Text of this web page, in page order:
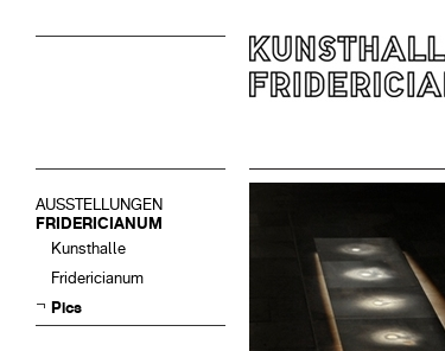
AUSSTELLUNGEN
FRIDERICIANUM
Kunsthalle
Fridericianum
Pics